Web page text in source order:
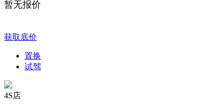
暂无报价
获取底价
置换
试驾
4S店